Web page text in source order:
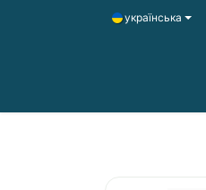
українська